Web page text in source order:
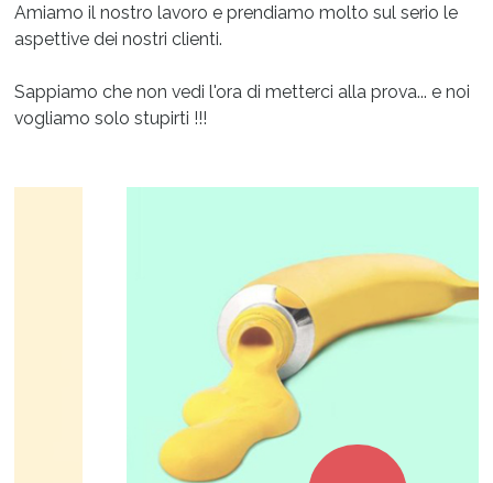
Amiamo il nostro lavoro e prendiamo molto sul serio le
aspettive dei nostri clienti.
Sappiamo che non vedi l'ora di metterci alla prova... e noi
vogliamo solo stupirti !!!